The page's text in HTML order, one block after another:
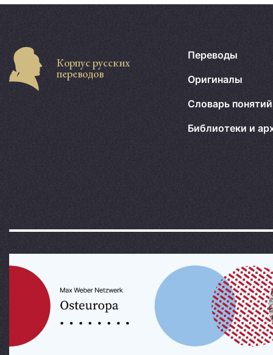
Корпус русских
переводов
Переводы
Оригиналы
Словарь понятий
Библиотеки и